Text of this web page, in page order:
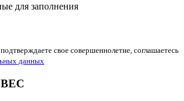
для заполнения
свое совершеннолетие, соглашаетесь
данных